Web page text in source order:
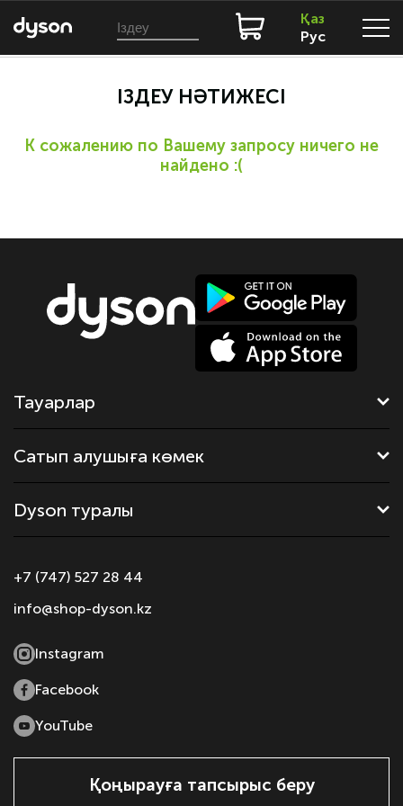
Қаз
Рус
ІЗДЕУ НӘТИЖЕСІ
К сожалению по Вашему запросу ничего не
найдено :(
Тауарлар
Сатып алушыға көмек
Dyson туралы
+7 (747) 527 28 44
info@shop-dyson.kz
Instagram
Facebook
YouTube
Қоңырауға тапсырыс беру